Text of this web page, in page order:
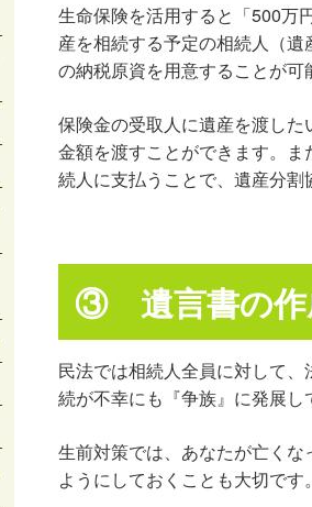
生命保険を活用すると「500万
産を相続する予定の相続人（
の納税原資を用意することが可
保険金の受取人に遺産を渡し
金額を渡すことができます。
続人に支払うことで、遺産分割
③ 遺言書の作
民法では相続人全員に対して
続が不幸にも『争族』に発展し
生前対策では、あなたが亡く
ようにしておくことも大切です。